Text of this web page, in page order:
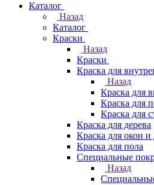
Каталог
Назад
Каталог
Краски
Назад
Краски
Краска для
Назад
Краска для
Краска для
Краска для
Краска для дерева
Краска для окон и
Краска для пола
Специальные
Назад